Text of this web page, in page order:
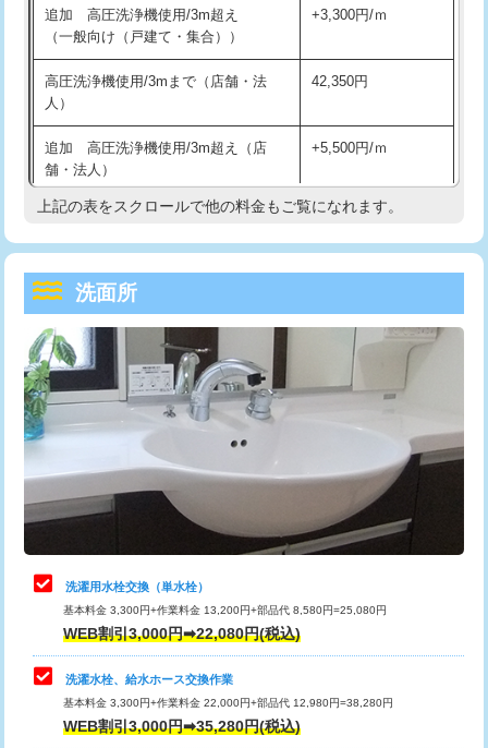
マス交換（深さ50㎝以上） 66,000円
コンクリート斫り（厚さ10㎝まで） 27,500円
コンクリート斫り（厚さ10㎝超え）
モルタル補修（厚さ10㎝まで）
モルタル補修（厚さ10㎝超え） 38,500円
洗面台設置 38,500円
追加人工
廃棄・処分 現場見積
※給水管工事は20mmまでの価格です。
持込商品取付（混合水栓） 16,500円
給水管工事※（ホール加工)
給水管工事※（バンド止め) 3,300円
給水管工事※（支持金具設置) 5,500円
給水管工事※（保温材使用（バンド止
め込み）)
5,500円
給水管工事※（土の掘削・埋め戻し作
業)
11,000円
給水管工事※（塩ビ管（VP・HI）使
用/3ｍまで)
33,000円
給水管工事※（塩ビ管（VP・HI）使
用（追加）/3ｍ超え)
給水管工事※（ライニング鋼管・銅
管・ポリ管・HT管使用/3ｍまで)
44,000円
給水管工事※（ライニング鋼管・銅
管・ポリ管・HT管使用/3ｍ超え)
排水管工事（土の掘削・埋め戻し作
業）
排水管工事（排水管工事/3ｍまで） 55,000円
追加 高圧洗浄機使用/3m超え
（一般向け（戸建て・集合））
+3,300円/ｍ
高圧洗浄機使用/3mまで（店舗・法
人）
42,350円
追加 高圧洗浄機使用/3m超え（店
舗・法人）
+5,500円/ｍ
高度高圧洗浄換 現地調査
トーラー機使用/3mまで
追加トーラー機使用/3m超え +3,300円
カメラ調査 33,000円
桝清掃
止水・漏水調査・防水処理・清掃・修
理・調整・分解・加工など（軽作業）
11,000円
止水・漏水調査・防水処理・清掃・修
理・調整・分解・加工など（中作業）
22,000円
止水・漏水調査・防水処理・清掃・修
理・調整・分解・加工など（重作業）
33,000円
キッチンタンク脱着
その他部品の脱着
上記の表をスクロールで他の料金もご覧になれます。
洗面所
洗濯用水栓交換（単水栓）
基本料金 3,300円+作業料金 13,200円+部品代 8,580円=25,080円
WEB割引3,000円➡22,080円(税込)
洗濯水栓、給水ホース交換作業
基本料金 3,300円+作業料金 22,000円+部品代 12,980円=38,280円
WEB割引3,000円➡35,280円(税込)